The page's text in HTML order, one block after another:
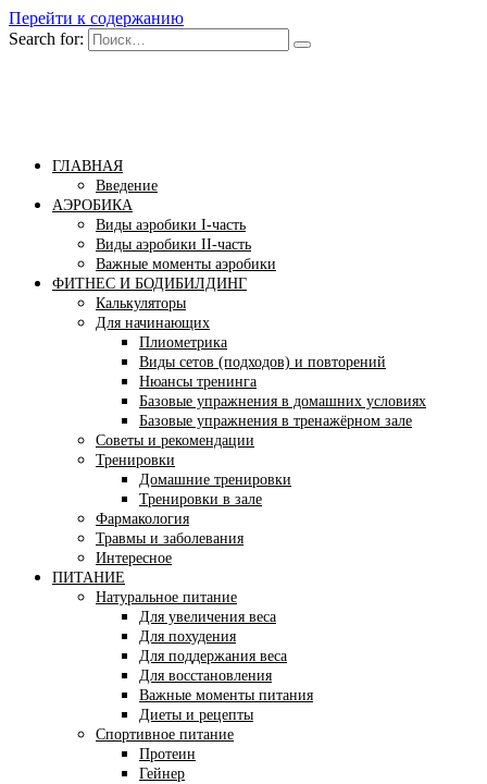
Перейти к содержанию
Search for:
ГЛАВНАЯ
Введение
АЭРОБИКА
Виды аэробики І-часть
Виды аэробики ІІ-часть
Важные моменты аэробики
ФИТНЕС И БОДИБИЛДИНГ
Калькуляторы
Для начинающих
Плиометрика
Виды сетов (подходов) и повторений
Нюансы тренинга
Базовые упражнения в домашних условиях
Базовые упражнения в тренажёрном зале
Советы и рекомендации
Тренировки
Домашние тренировки
Тренировки в зале
Фармакология
Травмы и заболевания
Интересное
ПИТАНИЕ
Натуральное питание
Для увеличения веса
Для похудения
Для поддержания веса
Для восстановления
Важные моменты питания
Диеты и рецепты
Спортивное питание
Протеин
Гейнер